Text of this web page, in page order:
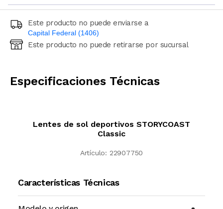
Este producto no puede enviarse a
Capital Federal (1406)
Ingresá código postal (sólo números)
Este producto no puede retirarse por sucursal
Especificaciones Técnicas
Lentes de sol deportivos STORYCOAST
Classic
Artículo: 22907750
Características Técnicas